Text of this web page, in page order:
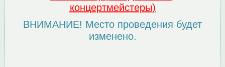
концертмейстеры)
ВНИМАНИЕ! Место проведения будет
изменено.